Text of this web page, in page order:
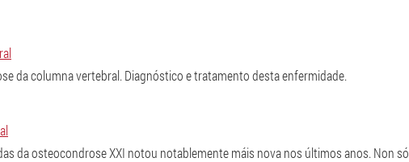
da columna vertebral. Diagnóstico e tratamento desta enfermidade.
da osteocondrose XXI notou notablemente máis nova nos últimos anos. Non só